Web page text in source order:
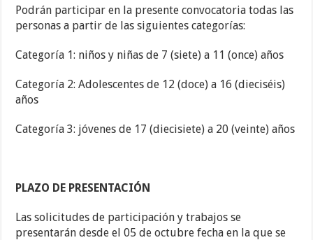
Podrán participar en la presente convocatoria todas las
personas a partir de las siguientes categorías:
Categoría 1: niños y niñas de 7 (siete) a 11 (once) años
Categoría 2: Adolescentes de 12 (doce) a 16 (dieciséis)
años
Categoría 3: jóvenes de 17 (diecisiete) a 20 (veinte) años
PLAZO DE PRESENTACIÓN
Las solicitudes de participación y trabajos se
presentarán desde el 05 de octubre fecha en la que se